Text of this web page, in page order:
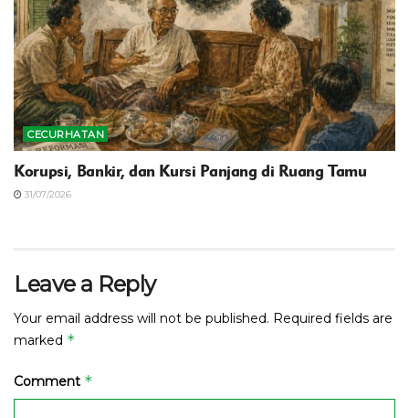
CECURHATAN
Korupsi, Bankir, dan Kursi Panjang di Ruang Tamu
31/07/2026
Leave a Reply
Your email address will not be published. Required fields are
marked *
Comment *